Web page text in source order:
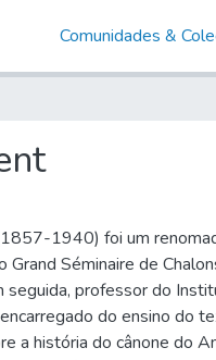
Comunidades &
1940) foi um
Grand Séminaire de
seguida, professor do
do ensino do
a história do cânone do